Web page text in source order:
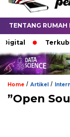
TENTANG RUMAH
Terkubur
Home / Artikel /
”Open